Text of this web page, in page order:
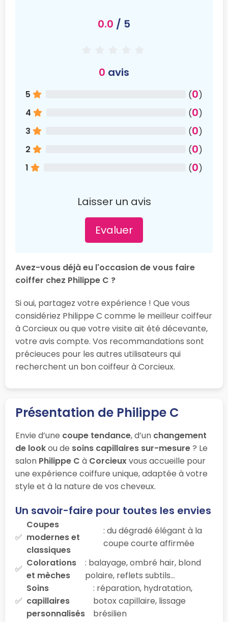
0.0 / 5
0 avis
5 (0)
4
(0)
3
(0)
2
(0)
1
(0)
Laisser un avis
Evaluer
Avez-vous déjà eu l'occasion de vous faire
coiffer chez Philippe C ?
Si oui, partagez votre expérience ! Que vous
considériez Philippe C comme le meilleur coiffeur
à Corcieux ou que votre visite ait été décevante,
votre avis compte. Vos recommandations sont
précieuces pour les autres utilisateurs qui
recherchent un bon coiffeur à Corcieux.
Présentation de Philippe C
Envie d’une coupe tendance, d’un changement
de lookou de soins capillaires sur-mesure? Le
salon Philippe C à Corcieuxvous accueille pour
une expérience coiffure unique, adaptée à votre
style et à la nature de vos cheveux.
Un savoir-faire pour toutes les envies
Coupes
modernes et
classiques
: du dégradé élégant à la
coupe courte affirmée
Colorations
et mèches
: balayage, ombré hair, blond
polaire, reflets subtils…
Soins
capillaires
personnalisés
: réparation, hydratation,
botox capillaire, lissage
brésilien